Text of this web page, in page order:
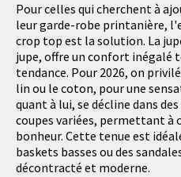
Pour celles qui cherchent à
leur garde-robe printanière,
crop top est la solution. La
jupe, offre un confort
tendance. Pour 2026, on
lin ou le coton, pour une
quant à lui, se décline dans
coupes variées, permettant à
bonheur. Cette tenue est
baskets basses ou des
décontracté et moderne.